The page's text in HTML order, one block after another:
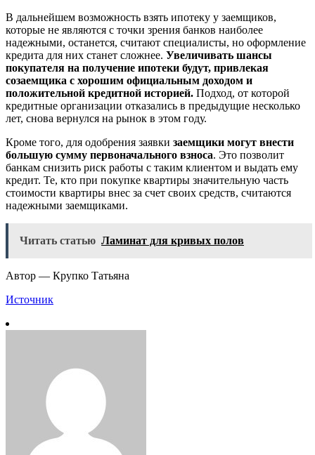
В дальнейшем возможность взять ипотеку у заемщиков,
которые не являются с точки зрения банков наиболее
надежными, останется, считают специалисты, но оформление
кредита для них станет сложнее. Увеличивать шансы
покупателя на получение ипотеки будут, привлекая
созаемщика с хорошим официальным доходом и
положительной кредитной историей. Подход, от которой
кредитные организации отказались в предыдущие несколько
лет, снова вернулся на рынок в этом году.
Кроме того, для одобрения заявки заемщики могут внести
большую сумму первоначального взноса. Это позволит
банкам снизить риск работы с таким клиентом и выдать ему
кредит. Те, кто при покупке квартиры значительную часть
стоимости квартиры внес за счет своих средств, считаются
надежными заемщиками.
Читать статью Ламинат для кривых полов
Автор — Крупко Татьяна
Источник